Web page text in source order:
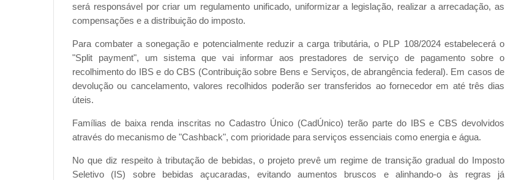
será responsável por criar um regulamento unificado, uniformizar a legislação, realizar a arrecadação, as
compensações e a distribuição do imposto.
Para combater a sonegação e potencialmente reduzir a carga tributária, o PLP 108/2024 estabelecerá o
"Split payment", um sistema que vai informar aos prestadores de serviço de pagamento sobre o
recolhimento do IBS e do CBS (Contribuição sobre Bens e Serviços, de abrangência federal). Em casos de
devolução ou cancelamento, valores recolhidos poderão ser transferidos ao fornecedor em até três dias
úteis.
Famílias de baixa renda inscritas no Cadastro Único (CadÚnico) terão parte do IBS e CBS devolvidos
através do mecanismo de "Cashback", com prioridade para serviços essenciais como energia e água.
No que diz respeito à tributação de bebidas, o projeto prevê um regime de transição gradual do Imposto
Seletivo (IS) sobre bebidas açucaradas, evitando aumentos bruscos e alinhando-o às regras já